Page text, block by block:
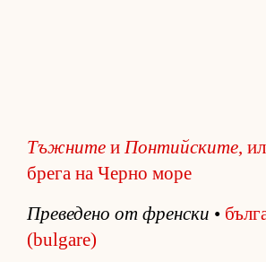
Тъжните и Понтийските,
брега на Черно море
Пре­ве­дено от френ­ски •
(bulgare)